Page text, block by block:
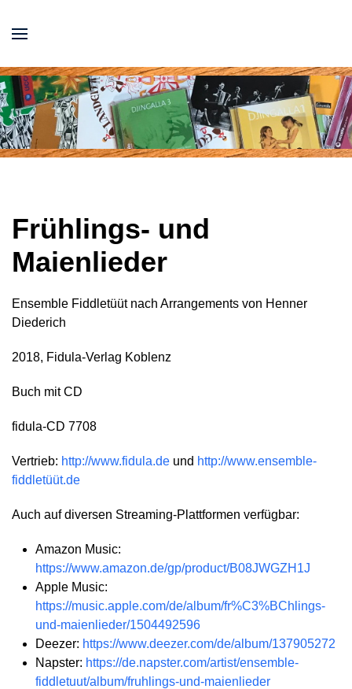
Frühlings- und
Maienlieder
Ensemble Fiddletüüt nach Arrangements von Henner
Diederich
2018, Fidula-Verlag Koblenz
Buch mit CD
fidula-CD 7708
Vertrieb: http://www.fidula.de und http://www.ensemble-
fiddletüüt.de
Auch auf diversen Streaming-Plattformen verfügbar:
Amazon Music:
https://www.amazon.de/gp/product/B08JWGZH1J
Apple Music:
https://music.apple.com/de/album/fr%C3%BChlings-
und-maienlieder/1504492596
Deezer: https://www.deezer.com/de/album/137905272
Napster: https://de.napster.com/artist/ensemble-
fiddletuut/album/fruhlings-und-maienlieder